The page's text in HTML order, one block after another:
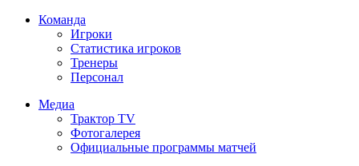
Команда
Игроки
Статистика игроков
Тренеры
Персонал
Медиа
Трактор TV
Фотогалерея
Официальные программы матчей